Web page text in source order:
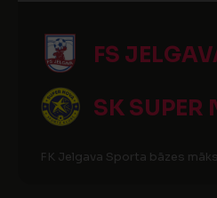
FS
SK SUPER
FK Jelgava Sporta bāzes